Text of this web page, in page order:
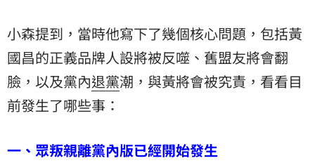
小森提到，當時他寫下了幾個核心問題，包括黃
國昌的正義品牌人設將被反噬、舊盟友將會翻
臉，以及黨內退黨潮，與黃將會被究責，看看目
前發生了哪些事：
一、眾叛親離黨內版已經開始發生